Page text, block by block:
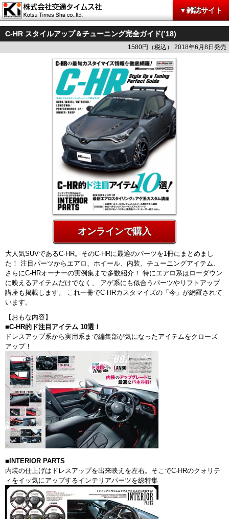
▼雑誌サイト
C-HR スタイルアップ＆チューニング完全ガイド(’18)
1580円（税込） 2018年6月8日発売
オンラインで購入
大人気SUVであるC-HR。そのC-HRに最適のパーツを1冊にまとめまし
た！ 注目パーツからエアロ、ホイール、内装、チューニングアイテム、
さらにC-HRオーナーの実例集まで多数紹介！ 特にエアロ系はローダウン
に映えるアイテムだけでなく、 アゲ系にも似合うパーツやリフトアップ
講座も掲載します。 これ一冊でC-HRカスタマイズの「今」が網羅されて
います。
【おもな内容】
■C-HR的ド注目アイテム 10選！
ドレスアップ系から実用系まで編集部が気になったアイテムをクローズ
アップ！
■INTERIOR PARTS
内装の仕上げはドレスアップを出来映えを左右。そこでC-HRのクォリテ
ィをイッ気にアップするインテリアパーツを総特集